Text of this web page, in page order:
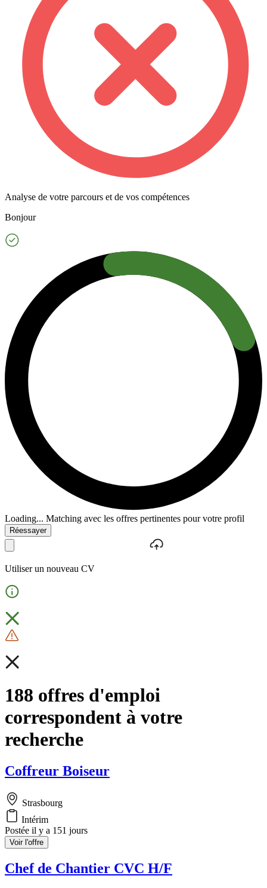
Analyse de votre parcours et de vos compétences
Bonjour
Loading... Matching avec les offres pertinentes pour votre profil
Réessayer
Utiliser un nouveau CV
188 offres d'emploi
correspondent à votre
recherche
Coffreur Boiseur
Strasbourg
Intérim
Postée il y a 151 jours
Voir l'offre
Chef de Chantier CVC H/F